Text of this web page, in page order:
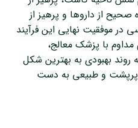
از داروها و پرهیز از
موفقیت نهایی این فرآیند
با پزشک معالج،
روند بهبودی به بهترین شکل
پرپشت و طبیعی به دست